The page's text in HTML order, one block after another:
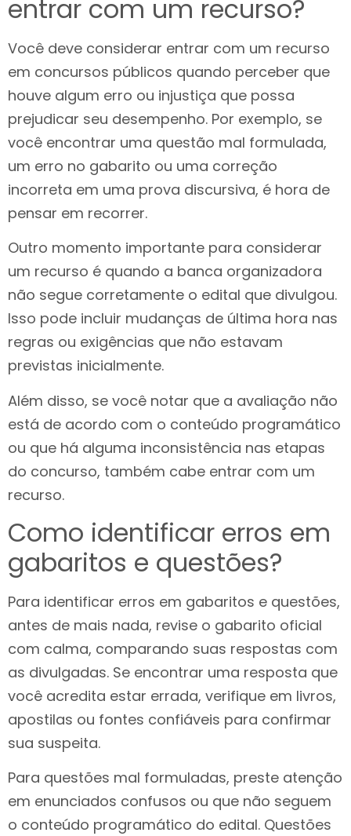
entrar com um recurso?
Você deve considerar entrar com um recurso
em concursos públicos quando perceber que
houve algum erro ou injustiça que possa
prejudicar seu desempenho. Por exemplo, se
você encontrar uma questão mal formulada,
um erro no gabarito ou uma correção
incorreta em uma prova discursiva, é hora de
pensar em recorrer.
Outro momento importante para considerar
um recurso é quando a banca organizadora
não segue corretamente o edital que divulgou.
Isso pode incluir mudanças de última hora nas
regras ou exigências que não estavam
previstas inicialmente.
Além disso, se você notar que a avaliação não
está de acordo com o conteúdo programático
ou que há alguma inconsistência nas etapas
do concurso, também cabe entrar com um
recurso.
Como identificar erros em
gabaritos e questões?
Para identificar erros em gabaritos e questões,
antes de mais nada, revise o gabarito oficial
com calma, comparando suas respostas com
as divulgadas. Se encontrar uma resposta que
você acredita estar errada, verifique em livros,
apostilas ou fontes confiáveis para confirmar
sua suspeita.
Para questões mal formuladas, preste atenção
em enunciados confusos ou que não seguem
o conteúdo programático do edital. Questões